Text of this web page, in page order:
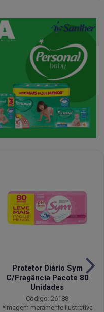
Protetor Diário Sym
C/Fragância Pacote 80
Unidades
Código: 26188
*Imagem meramente ilustrativa